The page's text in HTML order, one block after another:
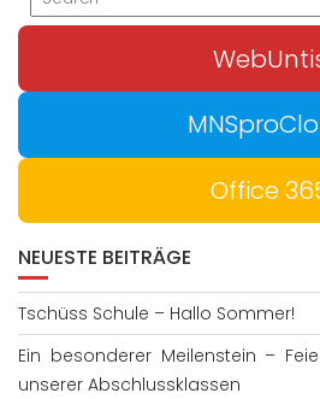
Office
NEUESTE BEITRÄGE
Tschüss Schule – Hallo Sommer!
Ein besonderer Meilenstein –
unserer Abschlussklassen